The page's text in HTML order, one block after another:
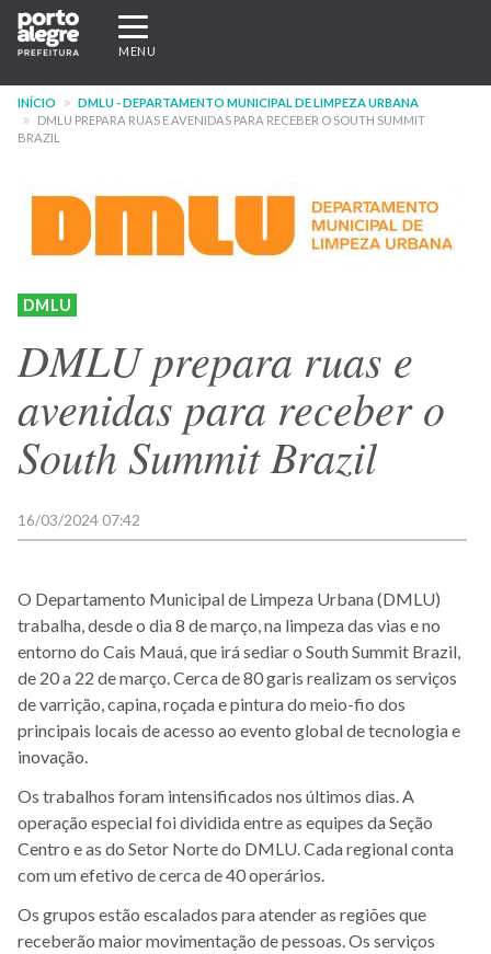
Pular
para
conteúdo
principal
Expandir/recolher
navegação
MENU
INÍCIO
DMLU - DEPARTAMENTO MUNICIPAL DE LIMPEZA URBANA
DMLU PREPARA RUAS E AVENIDAS PARA RECEBER O SOUTH SUMMIT
BRAZIL
DMLU
DMLU prepara ruas e
avenidas para receber o
South Summit Brazil
16/03/2024 07:42
O Departamento Municipal de Limpeza Urbana (DMLU)
trabalha, desde o dia 8 de março, na limpeza das vias e no
entorno do Cais Mauá, que irá sediar o South Summit Brazil,
de 20 a 22 de março. Cerca de 80 garis realizam os serviços
de varrição, capina, roçada e pintura do meio-fio dos
principais locais de acesso ao evento global de tecnologia e
inovação.
Os trabalhos foram intensificados nos últimos dias. A
operação especial foi dividida entre as equipes da Seção
Centro e as do Setor Norte do DMLU. Cada regional conta
com um efetivo de cerca de 40 operários.
Os grupos estão escalados para atender as regiões que
receberão maior movimentação de pessoas. Os serviços